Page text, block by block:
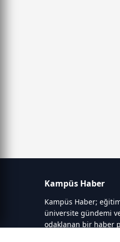
Kampüs Haber
Kampüs Haber;
üniversite gündemi
odaklanan bir haber